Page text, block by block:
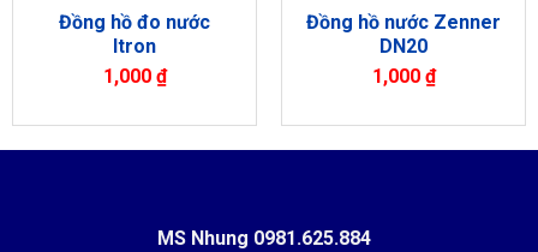
Đồng hồ đo nước
Itron
1,000 ₫
Đồng hồ nước Zenner
DN20
1,000 ₫
MS Nhung 0981.625.884